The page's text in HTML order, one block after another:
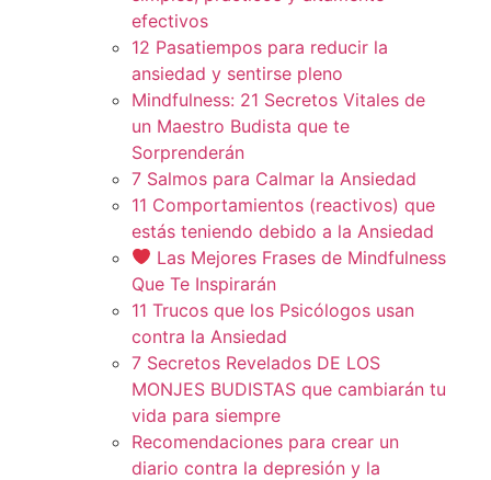
efectivos
12 Pasatiempos para reducir la
ansiedad y sentirse pleno
Mindfulness: 21 Secretos Vitales de
un Maestro Budista que te
Sorprenderán
7 Salmos para Calmar la Ansiedad
11 Comportamientos (reactivos) que
estás teniendo debido a la Ansiedad
Las Mejores Frases de Mindfulness
Que Te Inspirarán
11 Trucos que los Psicólogos usan
contra la Ansiedad
7 Secretos Revelados DE LOS
MONJES BUDISTAS que cambiarán tu
vida para siempre
Recomendaciones para crear un
diario contra la depresión y la